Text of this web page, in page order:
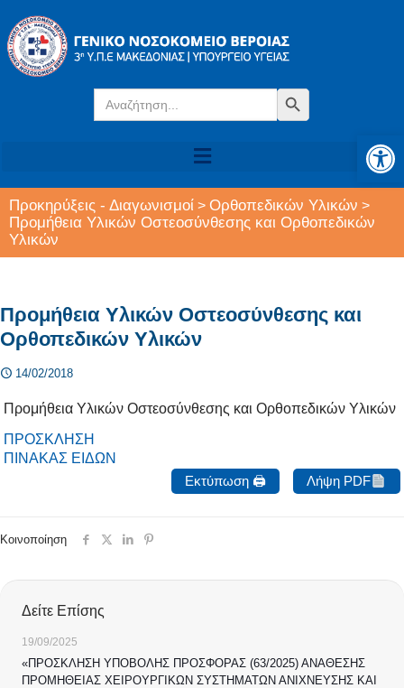
Search
for:
Search Button
Προκηρύξεις - Διαγωνισμοί > Ορθοπεδικών Υλικών >
Προμήθεια Υλικών Οστεοσύνθεσης και Ορθοπεδικών
Υλικών
Προμήθεια Υλικών Οστεοσύνθεσης και
Ορθοπεδικών Υλικών
14/02/2018
Προμήθεια Υλικών Οστεοσύνθεσης και Ορθοπεδικών Υλικών
ΠΡΟΣΚΛΗΣΗ
ΠΙΝΑΚΑΣ ΕΙΔΩΝ
Εκτύπωση 🖨
Λήψη PDF
Κοινοποίηση
Δείτε Επίσης
19/09/2025
«ΠΡΟΣΚΛΗΣΗ ΥΠΟΒΟΛΗΣ ΠΡΟΣΦΟΡΑΣ (63/2025) ΑΝΑΘΕΣΗΣ
ΠΡΟΜΗΘΕΙΑΣ ΧΕΙΡΟΥΡΓΙΚΩΝ ΣΥΣΤΗΜΑΤΩΝ ΑΝΙΧΝΕΥΣΗΣ ΚΑΙ